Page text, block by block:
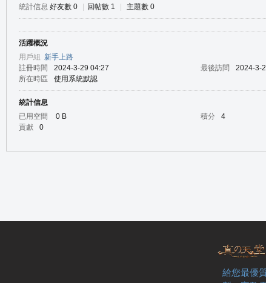
統計信息 好友數 0 回帖數 1 主題數 0
活躍概況
用戶組 新手上路
註冊時間
2024-3-29 04:27 最後訪問 2024-3-
所在時區
使用系統默認
統計信息
已用空間
0 B 積分 4
貢獻
0
給您最優